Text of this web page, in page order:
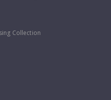
Collection